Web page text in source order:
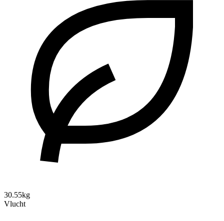
30.55kg
Vlucht